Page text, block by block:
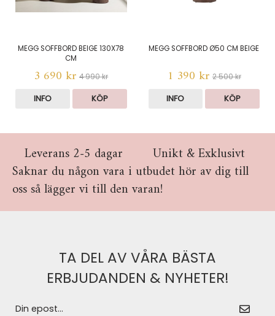
MEGG SOFFBORD BEIGE 130X78
CM
3 690 kr 4 990 kr
INFO KÖP
MEGG SOFFBORD Ø50 CM BEIGE
1 390 kr 2 500 kr
INFO KÖP
Leverans 2-5 dagar
Unikt & Exklusivt
Saknar du någon vara i utbudet hör av dig till
oss så lägger vi till den varan!
TA DEL AV VÅRA BÄSTA
ERBJUDANDEN & NYHETER!